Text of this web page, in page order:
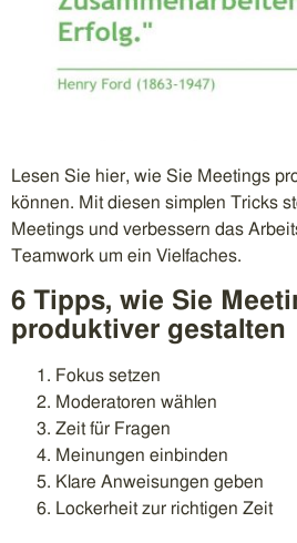
Lesen Sie hier, wie Sie Meetings
können. Mit diesen simplen Tricks
Meetings und verbessern das
Teamwork um ein Vielfaches.
6 Tipps, wie Sie
produktiver gestalten
Fokus setzen
Moderatoren wählen
Zeit für Fragen
Meinungen einbinden
Klare Anweisungen geben
Lockerheit zur richtigen Zeit